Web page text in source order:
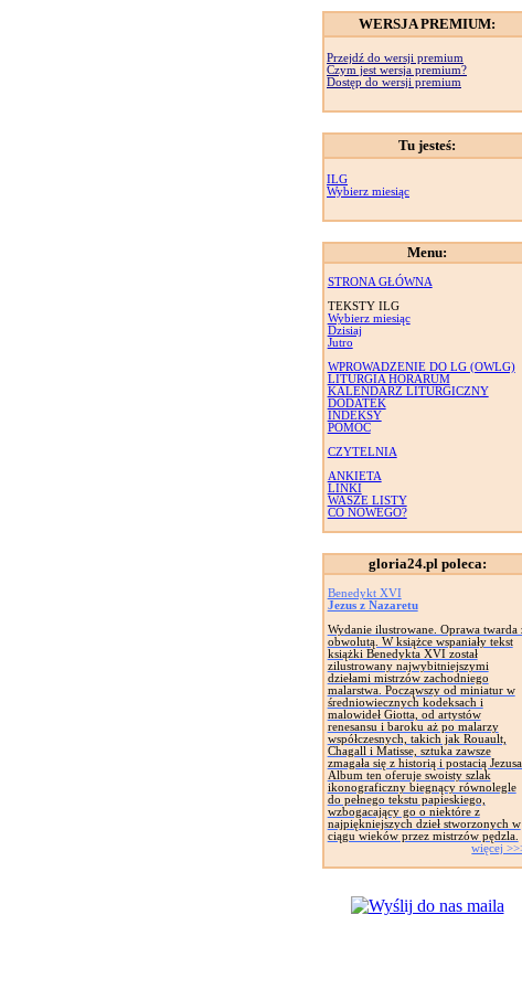
WERSJA PREMIUM:
Przejdź do wersji premium
Czym jest wersja premium?
Dostęp do wersji premium
Tu jesteś:
ILG
Wybierz miesiąc
Menu:
STRONA GŁÓWNA
TEKSTY ILG
Wybierz miesiąc
Dzisiaj
Jutro
WPROWADZENIE DO LG (OWLG)
LITURGIA HORARUM
KALENDARZ LITURGICZNY
DODATEK
INDEKSY
POMOC
CZYTELNIA
ANKIETA
LINKI
WASZE LISTY
CO NOWEGO?
gloria24.pl poleca:
Benedykt XVI
Jezus z Nazaretu
Wydanie ilustrowane. Oprawa twarda
obwolutą. W książce wspaniały tekst
książki Benedykta XVI został
zilustrowany najwybitniejszymi
dziełami mistrzów zachodniego
malarstwa. Począwszy od miniatur w
średniowiecznych kodeksach i
malowideł Giotta, od artystów
renesansu i baroku aż po malarzy
współczesnych, takich jak Rouault,
Chagall i Matisse, sztuka zawsze
zmagała się z historią i postacią Jezusa.
Album ten oferuje swoisty szlak
ikonograficzny biegnący równolegle
do pełnego tekstu papieskiego,
wzbogacający go o niektóre z
najpiękniejszych dzieł stworzonych w
ciągu wieków przez mistrzów pędzla.
więcej